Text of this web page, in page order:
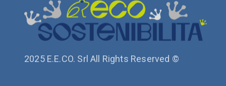
2025 E.E.CO. Srl All Rights Reserved ©